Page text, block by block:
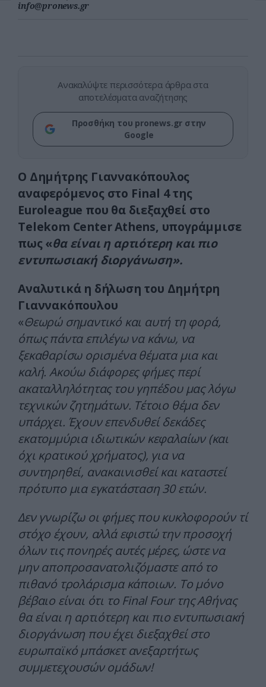
info@pronews.gr
Ανακαλύψτε περισσότερα άρθρα στα
αποτελέσματα αναζήτησης
Προσθήκη του pronews.gr στην
Google
Ο Δημήτρης Γιαννακόπουλος
αναφερόμενος στο Final 4 της
Euroleague που θα διεξαχθεί στο
Telekom Center Athens, υπογράμμισε
πως «θα είναι η αρτιότερη και πιο
εντυπωσιακή διοργάνωση».
Αναλυτικά η δήλωση του Δημήτρη
Γιαννακόπουλου
«Θεωρώ σημαντικό και αυτή τη φορά,
όπως πάντα επιλέγω να κάνω, να
ξεκαθαρίσω ορισμένα θέματα μια και
καλή. Ακούω διάφορες φήμες περί
ακαταλληλότητας του γηπέδου μας λόγω
τεχνικών ζητημάτων. Τέτοιο θέμα δεν
υπάρχει. Έχουν επενδυθεί δεκάδες
εκατομμύρια ιδιωτικών κεφαλαίων (και
όχι κρατικού χρήματος), για να
συντηρηθεί, ανακαινισθεί και καταστεί
πρότυπο μια εγκατάσταση 30 ετών.
Δεν γνωρίζω οι φήμες που κυκλοφορούν τί
στόχο έχουν, αλλά εφιστώ την προσοχή
όλων τις πονηρές αυτές μέρες, ώστε να
μην αποπροσανατολιζόμαστε από το
πιθανό τρολάρισμα κάποιων. Το μόνο
βέβαιο είναι ότι το Final Four της Αθήνας
θα είναι η αρτιότερη και πιο εντυπωσιακή
διοργάνωση που έχει διεξαχθεί στο
ευρωπαϊκό μπάσκετ ανεξαρτήτως
συμμετεχουσών ομάδων!